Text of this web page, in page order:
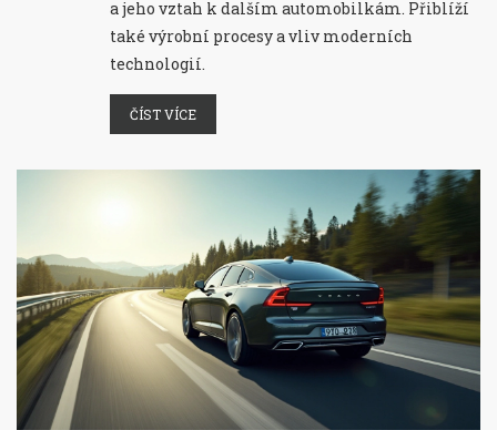
a jeho vztah k dalším automobilkám. Přiblíží
také výrobní procesy a vliv moderních
technologií.
ČÍST VÍCE